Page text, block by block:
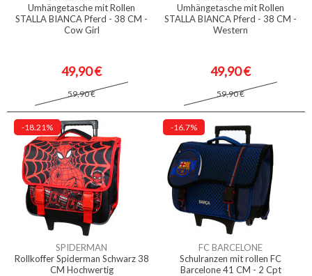
Umhängetasche mit Rollen
STALLA BIANCA Pferd - 38 CM -
Cow Girl
49,90 €
59,90 €
Umhängetasche mit Rollen
STALLA BIANCA Pferd - 38 CM -
Western
49,90 €
59,90 €
-18.21%
SPIDERMAN
Rollkoffer Spiderman Schwarz 38
CM Hochwertig
-16.7%
FC BARCELONE
Schulranzen mit rollen FC
Barcelone 41 CM - 2 Cpt